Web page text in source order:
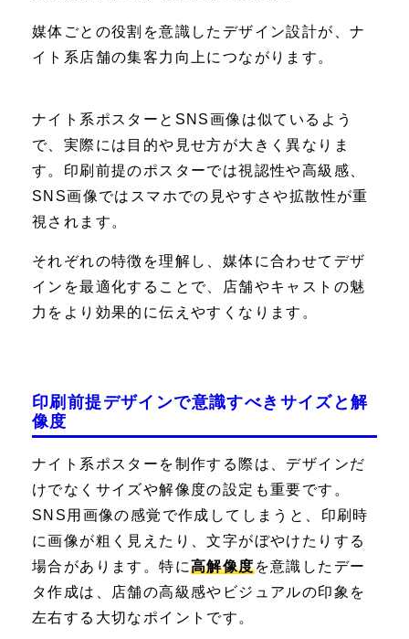
媒体ごとの役割を意識したデザイン設計が、ナ
イト系店舗の集客力向上につながります。
ナイト系ポスターとSNS画像は似ているよう
で、実際には目的や見せ方が大きく異なりま
す。印刷前提のポスターでは視認性や高級感、
SNS画像ではスマホでの見やすさや拡散性が重
視されます。
それぞれの特徴を理解し、媒体に合わせてデザ
インを最適化することで、店舗やキャストの魅
力をより効果的に伝えやすくなります。
印刷前提デザインで意識すべきサイズと解
像度
ナイト系ポスターを制作する際は、デザインだ
けでなくサイズや解像度の設定も重要です。
SNS用画像の感覚で作成してしまうと、印刷時
に画像が粗く見えたり、文字がぼやけたりする
場合があります。特に高解像度を意識したデー
タ作成は、店舗の高級感やビジュアルの印象を
左右する大切なポイントです。